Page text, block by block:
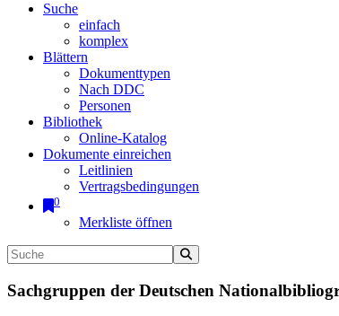
Suche
einfach
komplex
Blättern
Dokumenttypen
Nach DDC
Personen
Bibliothek
Online-Katalog
Dokumente einreichen
Leitlinien
Vertragsbedingungen
0
Merkliste öffnen
Sachgruppen der Deutschen